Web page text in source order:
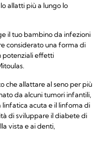
allatti più a lungo lo
il tuo bambino da infezioni
considerato una forma di
potenziali effetti
che allattare al seno per più
da alcuni tumori infantili,
acuta e il linfoma di
di sviluppare il diabete di
vista e ai denti,